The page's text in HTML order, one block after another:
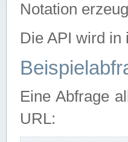
Notation
Die API wird in
Eine Abfrage
URL: